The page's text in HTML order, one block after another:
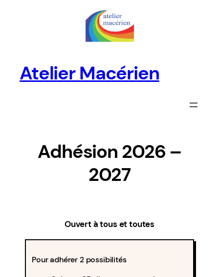
Atelier Macérien
Adhésion 2026 –
2027
Ouvert à tous et toutes
Pour adhérer 2 possibilités